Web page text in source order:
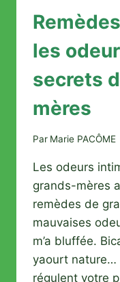
les
secrets
mères
Par Marie PACÔME
Les odeurs
grands-mères
remèdes de
mauvaises
m’a bluffée.
yaourt nature…
régulent votre